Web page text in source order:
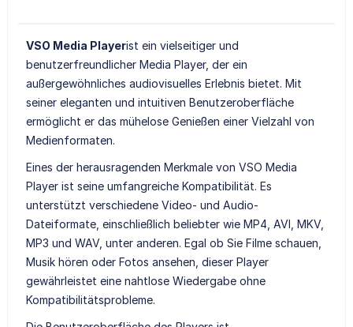
VSO Media Playerist ein vielseitiger und
benutzerfreundlicher Media Player, der ein
außergewöhnliches audiovisuelles Erlebnis bietet. Mit
seiner eleganten und intuitiven Benutzeroberfläche
ermöglicht er das mühelose Genießen einer Vielzahl von
Medienformaten.
Eines der herausragenden Merkmale von VSO Media
Player ist seine umfangreiche Kompatibilität. Es
unterstützt verschiedene Video- und Audio-
Dateiformate, einschließlich beliebter wie MP4, AVI, MKV,
MP3 und WAV, unter anderen. Egal ob Sie Filme schauen,
Musik hören oder Fotos ansehen, dieser Player
gewährleistet eine nahtlose Wiedergabe ohne
Kompatibilitätsprobleme.